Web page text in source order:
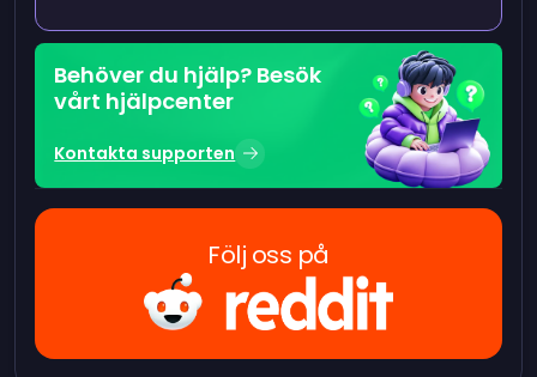
Behöver du hjälp? Besök
vårt hjälpcenter
Kontakta supporten
Följ oss på